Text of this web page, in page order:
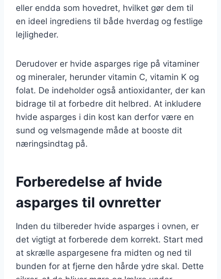
eller endda som hovedret, hvilket gør dem til
en ideel ingrediens til både hverdag og festlige
lejligheder.
Derudover er hvide asparges rige på vitaminer
og mineraler, herunder vitamin C, vitamin K og
folat. De indeholder også antioxidanter, der kan
bidrage til at forbedre dit helbred. At inkludere
hvide asparges i din kost kan derfor være en
sund og velsmagende måde at booste dit
næringsindtag på.
Forberedelse af hvide
asparges til ovnretter
Inden du tilbereder hvide asparges i ovnen, er
det vigtigt at forberede dem korrekt. Start med
at skrælle aspargesene fra midten og ned til
bunden for at fjerne den hårde ydre skal. Dette